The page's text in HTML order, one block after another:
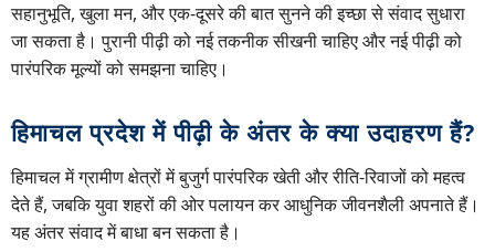
सहानुभूति, खुला मन, और एक-दूसरे की बात सुनने की इच्छा से संवाद सुधारा
जा सकता है। पुरानी पीढ़ी को नई तकनीक सीखनी चाहिए और नई पीढ़ी को
पारंपरिक मूल्यों को समझना चाहिए।
हिमाचल प्रदेश में पीढ़ी के अंतर के क्या उदाहरण हैं?
हिमाचल में ग्रामीण क्षेत्रों में बुजुर्ग पारंपरिक खेती और रीति-रिवाजों को महत्व
देते हैं, जबकि युवा शहरों की ओर पलायन कर आधुनिक जीवनशैली अपनाते हैं।
यह अंतर संवाद में बाधा बन सकता है।